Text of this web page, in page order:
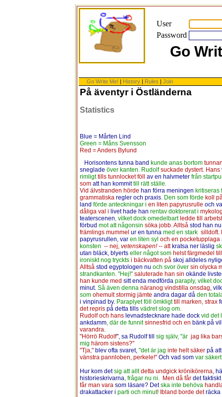
User
Password
Go
Go Write Me! | History | Rules | Join
På äventyr i Östländerna
Statistics
Blue = Mårten Lind
Green = Måns Svensson
Red = Anders Bylund
Horisontens tunna band kunde anas bortom
sneglade över kanten. Rudolf suckade dystert. Hans
rimligt tills tunnlocket föll av en halvmeter från
som att han kommit till rätt ställe.
Vid älvstranden hörde han förra meningen kritiseras
grammatiska regler och praxis. Den som förde koll
land förde anteckningar i en liten papyrusrulle och
dåliga val i livet hade han rentav doktorerat i
teaterscenen, vilket dock omedelbart ledde till
förbud mot att någonsin söka jobb. Alltså stod han nu
främlings mummel ur en tunna med en stark silldoft.
papyrusrullen, var en liten syl och en pocketupplaga
konsten -- nej, vetenskapen!-- att kratsa ner läslig
utan bläck, blyerts eller något som helst färgmedel
ironiskt nog tryckts i bäckvatten på skoj alldeles
Alltså stod egyptologen nu och svor över sin olycka
strandkanten. "Hej!" saluterade han sin okände
han kunde med sitt enda medförda paraply, vilket
minut. Så även denna näranog vindstilla onsdag,
som ohemult stormig jämte andra dagar då den
i vinpinad by. Paraplyet föll ömkligt till marken, strax
det repris på detta tills vädret slog om.
Rudolf och hans levnadstecknare hade dock vid det
ankdamm, där de funnit sinnesfrid och en bänk på
varandra.
"Hörrö Rudolf", sa Rudolf till sig själv, "är jag lika
mig härom sistens?"
"Tja," blev ofta svaret, "det är jag inte helt säker på
vänstra pannloben, perkele!" Och vad som var
Hur kom det sig att allt detta undgick krönikörerna,
historieskrivarna, frågar nu ni. Men då får det
får man vara som läsare? Det ska inte behöva
drakattacker i parti och minut! Ibland borde det räcka